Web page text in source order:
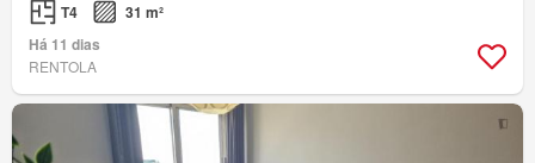
T4
31 m²
Há 11 dias
RENTOLA